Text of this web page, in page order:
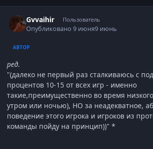
Gvvaihir Пользователь
Опубликовано9 июня9 июнь
АВТОР
ред.
"(далеко не первый раз сталкиваюсь с
процентов 10-15 от всех игр - именно
такие,преимущественно во время
утром или ночью), НО за неадекватное,
поведение этого игрока и игроков из
команды пойду на принцип))" *